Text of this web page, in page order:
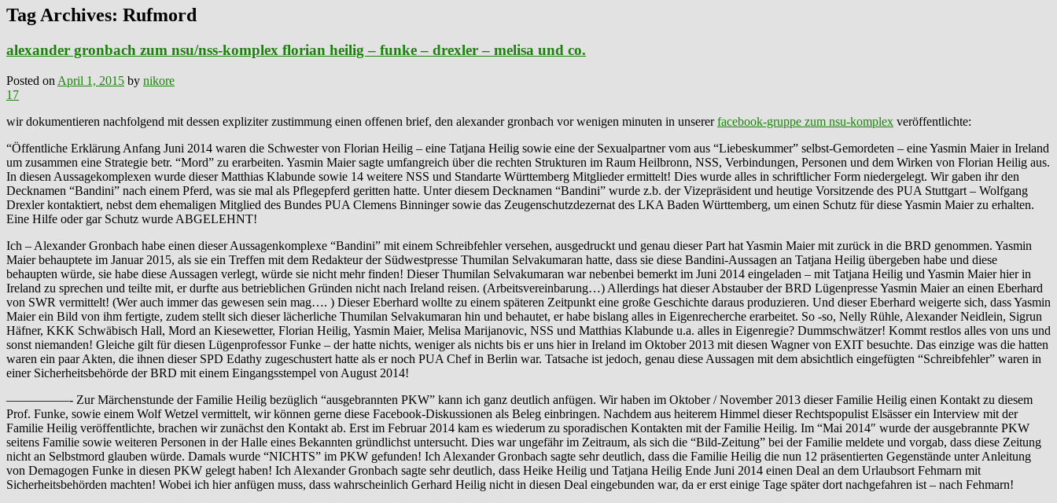
Tag Archives: Rufmord
alexander gronbach zum nsu/nss-komplex florian heilig – funke – drexler – melisa und co.
Posted on April 1, 2015 by nikore
17
wir dokumentieren nachfolgend mit dessen expliziter zustimmung einen offenen brief, den alexander gronbach vor wenigen minuten in unsererfacebook-gruppe zum nsu-komplex veröffentlichte:
“Öffentliche Erklärung Anfang Juni 2014 waren die Schwester von Florian Heilig – eine Tatjana Heilig sowie eine der Sexualpartner vom aus “Liebeskummer” selbst-Gemordeten – eine Yasmin Maier in Ireland
um zusammen eine Strategie betr. “Mord” zu erarbeiten. Yasmin Maier sagte umfangreich über die rechten Strukturen im Raum Heilbronn, NSS, Verbindungen, Personen und dem Wirken von Florian Heilig aus.
In diesen Aussagekomplexen wurde dieser Matthias Klabunde sowie 14 weitere NSS und Standarte Württemberg Mitglieder ermittelt! Dies wurde alles in schriftlicher Form niedergelegt. Wir gaben ihr den
Decknamen “Bandini” nach einem Pferd, was sie mal als Pflegepferd geritten hatte. Unter diesem Decknamen “Bandini” wurde z.b. der Vizepräsident und heutige Vorsitzende des PUA Stuttgart – Wolfgang
Drexler kontaktiert, nebst dem ehemaligen Mitglied des Bundes PUA Clemens Binninger sowie das Zeugenschutzdezernat des LKA Baden Württemberg, um einen Schutz für diese Yasmin Maier zu erhalten.
Eine Hilfe oder gar Schutz wurde ABGELEHNT!
Ich – Alexander Gronbach habe einen dieser Aussagenkomplexe “Bandini” mit einem Schreibfehler versehen, ausgedruckt und genau dieser Part hat Yasmin Maier mit zurück in die BRD genommen. Yasmin
Maier behauptete im Januar 2015, als sie ein Treffen mit dem Redakteur der Südwestpresse Thumilan Selvakumaran hatte, dass sie diese Bandini-Aussagen an Tatjana Heilig übergeben habe und diese
behaupten würde, sie habe diese Aussagen verlegt, würde sie nicht mehr finden! Dieser Thumilan Selvakumaran war nebenbei bemerkt im Juni 2014 eingeladen – mit Tatjana Heilig und Yasmin Maier hier in
Ireland zu sprechen und teilte mit, er durfte aus betrieblichen Gründen nicht nach Ireland reisen. (Arbeitsvereinbarung…) Allerdings hat dieser Abstauber der BRD Lügenpresse Yasmin Maier an einen Eberhard
von SWR vermittelt! (Wer auch immer das gewesen sein mag…. ) Dieser Eberhard wollte zu einem späteren Zeitpunkt eine große Geschichte daraus produzieren. Und dieser Eberhard weigerte sich, dass Yasmin
Maier ein Bild von ihm fertigte, zudem stellt sich dieser lächerliche Thumilan Selvakumaran hin und behautet, er habe bislang alles in Eigenrecherche erarbeitet. So -so, Nelly Rühle, Alexander Neidlein, Sigrun
Häfner, KKK Schwäbisch Hall, Mord an Kiesewetter, Florian Heilig, Yasmin Maier, Melisa Marijanovic, NSS und Matthias Klabunde u.a. alles in Eigenregie? Dummschwätzer! Kommt restlos alles von uns und
sonst niemanden! Gleiche gilt für diesen Lügenprofessor Funke – der hatte nichts, weniger als nichts bis er uns hier in Ireland im Oktober 2013 mit diesen Wagner von EXIT besuchte. Das einzige was die hatten
waren ein paar Akten, die ihnen dieser SPD Edathy zugeschustert hatte als er noch PUA Chef in Berlin war. Tatsache ist jedoch, genau diese Aussagen mit dem absichtlich eingefügten “Schreibfehler” waren in
einer Sicherheitsbehörde der BRD mit einem Eingangsstempel von August 2014!
—————- Zur Märchenstunde der Familie Heilig bezüglich “ausgebrannten PKW” kann ich ganz deutlich anfügen. Wir haben im Oktober / November 2013 dieser Familie Heilig einen Kontakt zu diesem
Prof. Funke, sowie einem Wolf Wetzel vermittelt, wir können gerne diese Facebook-Diskussionen als Beleg einbringen. Nachdem aus heiterem Himmel dieser Rechtspopulist Elsässer ein Interview mit der
Familie Heilig veröffentlichte, brachen wir zunächst den Kontakt ab. Erst im Februar 2014 kam es wiederum zu sporadischen Kontakten mit der Familie Heilig. Im “Mai 2014″ wurde der ausgebrannte PKW
seitens Familie sowie weiteren Personen in der Halle eines Bekannten gründlichst untersucht. Dies war ungefähr im Zeitraum, als sich die “Bild-Zeitung” bei der Familie meldete und vorgab, dass diese Zeitung
nicht an Selbstmord glauben würde. Damals wurde “NICHTS” im PKW gefunden! Ich Alexander Gronbach sagte sehr deutlich, dass die Familie Heilig die nun 12 präsentierten Gegenstände unter Anleitung
von Demagogen Funke in diesen PKW gelegt haben! Ich Alexander Gronbach sagte sehr deutlich, dass Heike Heilig und Tatjana Heilig Ende Juni 2014 einen Deal an dem Urlaubsort Fehmarn mit
Sicherheitsbehörden machten! Wobei ich hier anfügen muss, dass wahrscheinlich Gerhard Heilig nicht in diesen Deal eingebunden war, da er erst einige Tage später dort nachgefahren ist – nach Fehmarn!